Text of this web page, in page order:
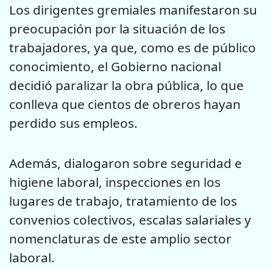
Los dirigentes gremiales manifestaron su
preocupación por la situación de los
trabajadores, ya que, como es de público
conocimiento, el Gobierno nacional
decidió paralizar la obra pública, lo que
conlleva que cientos de obreros hayan
perdido sus empleos.
Además, dialogaron sobre seguridad e
higiene laboral, inspecciones en los
lugares de trabajo, tratamiento de los
convenios colectivos, escalas salariales y
nomenclaturas de este amplio sector
laboral.